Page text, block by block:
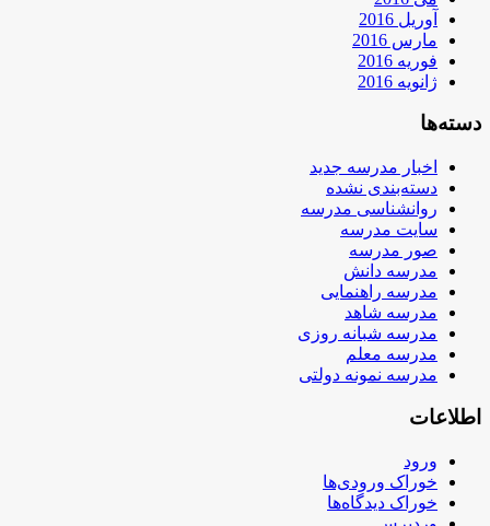
آوریل 2016
مارس 2016
فوریه 2016
ژانویه 2016
دسته‌ها
اخبار مدرسه جدید
دسته‌بندی نشده
روانشناسی مدرسه
سایت مدرسه
صور مدرسه
مدرسه دانش
مدرسه راهنمایی
مدرسه شاهد
مدرسه شبانه روزی
مدرسه معلم
مدرسه نمونه دولتی
اطلاعات
ورود
خوراک ورودی‌ها
خوراک دیدگاه‌ها